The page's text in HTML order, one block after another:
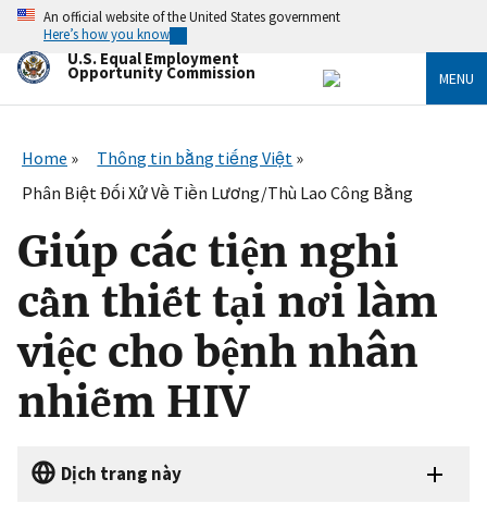
Skip
main
content
An official website of the United States government
Here’s how you know
U.S. Equal Employment
Opportunity Commission MENU
Home
Thông tin bằng tiếng Việt
Phân Biệt Đối Xử Về Tiền Lương/Thù Lao Công Bằng
Giúp các tiện nghi
cần thiết tại nơi làm
việc cho bệnh nhân
nhiễm HIV
Dịch trang này